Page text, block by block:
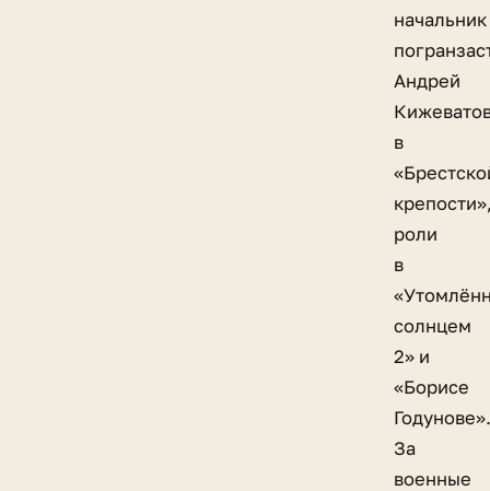
начальник
Андрей
в
роли
в
солнцем
2» и
«Борисе
Годунове».
За
военные